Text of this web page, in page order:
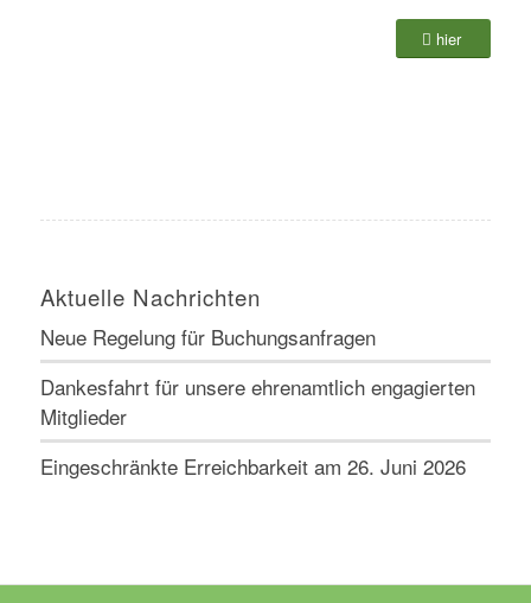
hier
Aktuelle Nachrichten
Neue Regelung für Buchungsanfragen
Dankesfahrt für unsere ehrenamtlich engagierten
Mitglieder
Eingeschränkte Erreichbarkeit am 26. Juni 2026